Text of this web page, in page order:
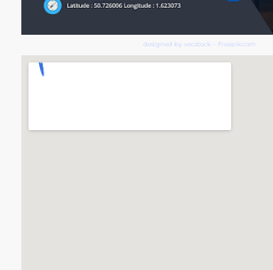
designed by vecstock – Freepik.com